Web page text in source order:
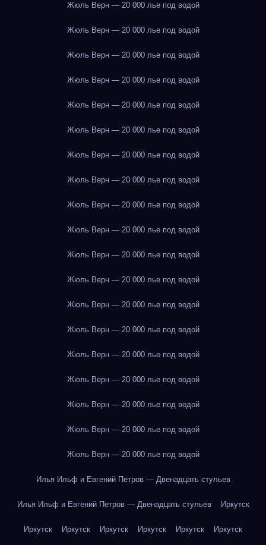
Жюль Верн — 20 000 лье под водой
Жюль Верн — 20 000 лье под водой
Жюль Верн — 20 000 лье под водой
Жюль Верн — 20 000 лье под водой
Жюль Верн — 20 000 лье под водой
Жюль Верн — 20 000 лье под водой
Жюль Верн — 20 000 лье под водой
Жюль Верн — 20 000 лье под водой
Жюль Верн — 20 000 лье под водой
Жюль Верн — 20 000 лье под водой
Жюль Верн — 20 000 лье под водой
Жюль Верн — 20 000 лье под водой
Жюль Верн — 20 000 лье под водой
Жюль Верн — 20 000 лье под водой
Жюль Верн — 20 000 лье под водой
Жюль Верн — 20 000 лье под водой
Жюль Верн — 20 000 лье под водой
Жюль Верн — 20 000 лье под водой
Жюль Верн — 20 000 лье под водой
Илья Ильф и Евгений Петров — Двенадцать стульев
Илья Ильф и Евгений Петров — Двенадцать стульев Иркутск
Иркутск Иркутск Иркутск Иркутск Иркутск Иркутск